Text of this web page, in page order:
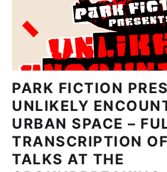
PARK FICTION
UNLIKELY
URBAN SPACE –
TRANSCRIPTION
TALKS AT THE